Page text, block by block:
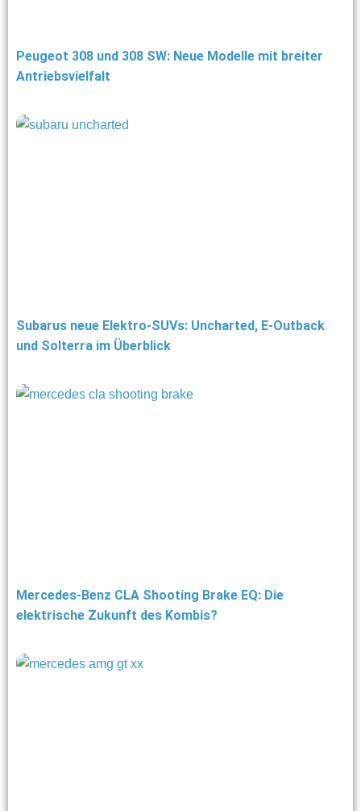
Peugeot 308 und 308 SW: Neue Modelle mit breiter
Antriebsvielfalt
Subarus neue Elektro-SUVs: Uncharted, E-Outback
und Solterra im Überblick
Mercedes-Benz CLA Shooting Brake EQ: Die
elektrische Zukunft des Kombis?